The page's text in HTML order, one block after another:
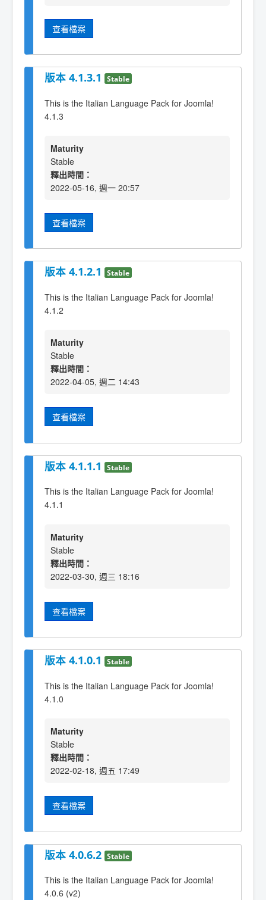
查看檔案
版本 4.1.3.1 Stable
This is the Italian Language Pack for Joomla!
4.1.3
Maturity
Stable
釋出時間：
2022-05-16, 週一 20:57
查看檔案
版本 4.1.2.1 Stable
This is the Italian Language Pack for Joomla!
4.1.2
Maturity
Stable
釋出時間：
2022-04-05, 週二 14:43
查看檔案
版本 4.1.1.1 Stable
This is the Italian Language Pack for Joomla!
4.1.1
Maturity
Stable
釋出時間：
2022-03-30, 週三 18:16
查看檔案
版本 4.1.0.1 Stable
This is the Italian Language Pack for Joomla!
4.1.0
Maturity
Stable
釋出時間：
2022-02-18, 週五 17:49
查看檔案
版本 4.0.6.2 Stable
This is the Italian Language Pack for Joomla!
4.0.6 (v2)